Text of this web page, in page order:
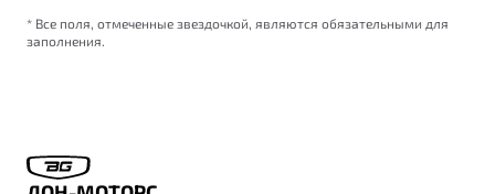
* Все поля, отмеченные звездочкой, являются обязательными для
заполнения.